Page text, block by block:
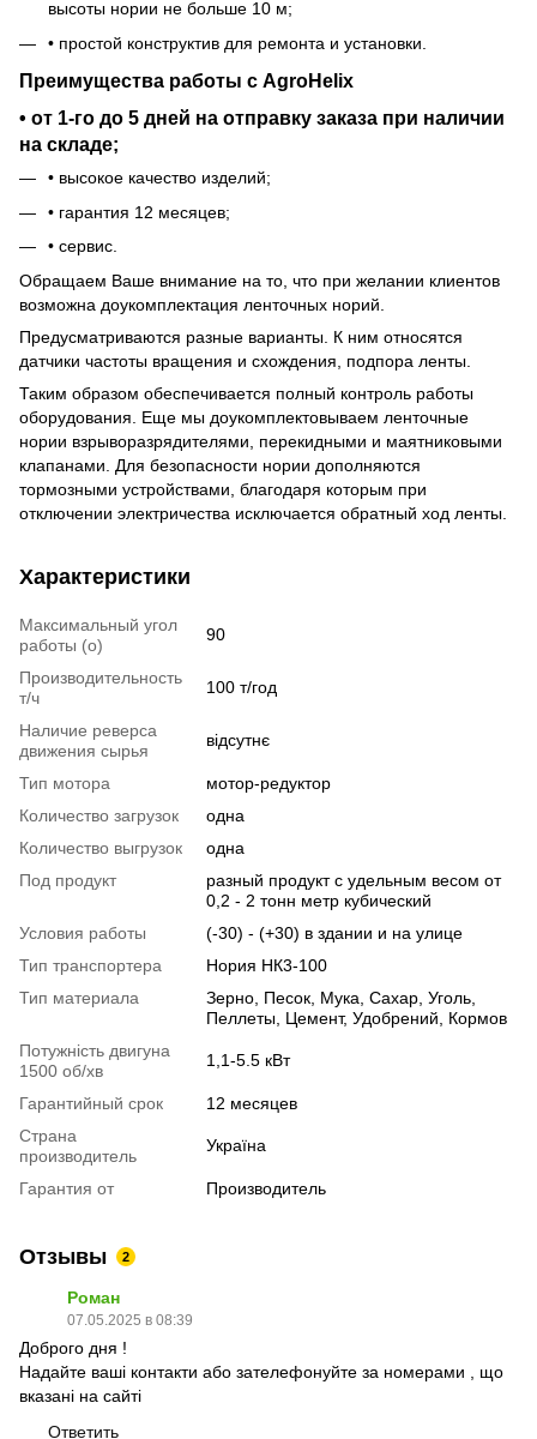
высоты нории не больше 10 м;
• простой конструктив для ремонта и установки.
Преимущества работы с AgroHelix
• от 1-го до 5 дней на отправку заказа при наличии
на складе;
• высокое качество изделий;
• гарантия 12 месяцев;
• сервис.
Обращаем Ваше внимание на то, что при желании клиентов
возможна доукомплектация ленточных норий.
Предусматриваются разные варианты. К ним относятся
датчики частоты вращения и схождения, подпора ленты.
Таким образом обеспечивается полный контроль работы
оборудования. Еще мы доукомплектовываем ленточные
нории взрыворазрядителями, перекидными и маятниковыми
клапанами. Для безопасности нории дополняются
тормозными устройствами, благодаря которым при
отключении электричества исключается обратный ход ленты.
Характеристики
Максимальный угол
работы (o)
90
Производительность
т/ч
100 т/год
Наличие реверса
движения сырья
відсутнє
Тип мотора
мотор-редуктор
Количество загрузок
одна
Количество выгрузок
одна
Под продукт
разный продукт с удельным весом от
0,2 - 2 тонн метр кубический
Условия работы
(-30) - (+30) в здании и на улице
Тип транспортера
Нория НК3-100
Тип материала
Зерно, Песок, Мука, Сахар, Уголь,
Пеллеты, Цемент, Удобрений, Кормов
Потужність двигуна
1500 об/хв
1,1-5.5 кВт
Гарантийный срок
12 месяцев
Страна
производитель
Україна
Гарантия от Производитель
Отзывы 2
Роман
07.05.2025 в 08:39
Доброго дня !
Надайте ваші контакти або зателефонуйте за номерами , що
вказані на сайті
Ответить